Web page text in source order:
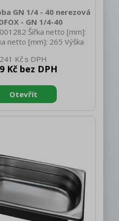
GN 1/4 - 40 nerezová
- GN 1/4-40
Šířka netto [mm]:
netto [mm]: 265 Výška
[mm]: 350 Hloubka
540 Výška brutto [mm]:
304 Vnější barva zařízení:
GN zařízení [mm]:
/ EN zařízení [mm]: GN
241 Kč
Kč bez DPH